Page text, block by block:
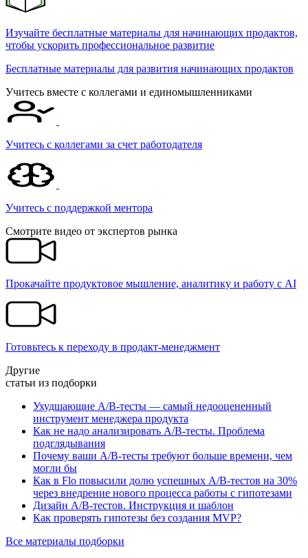
Изучайте бесплатные материалы для начинающих продактов,
чтобы ускорить профессиональное развитие
Бесплатные материалы для развития начинающих продактов
Учитесь вместе с коллегами и единомышленниками
Учитесь с коллегами за счет работодателя
Учитесь c поддержкой ментора
Смотрите видео от экспертов рынка
Прокачайте продуктовое мышление, аналитику и работу с AI
Готовьтесь к переходу в продакт-менеджмент
Другие
статьи из подборки
Ухудшающие A/B-тесты — самый недооцененный
инструмент менеджера продукта
Как не надо анализировать A/B-тесты. Проблема
подглядывания
Почему ваши A/B-тесты требуют больше времени, чем
могли бы
Как в Flo повысили долю успешных A/B-тестов на 30%
через внедрение нового процесса работы с гипотезами
Дизайн A/B-тестов. Инструкция и шаблон
Как проверять гипотезы без создания MVP?
Все материалы подборки